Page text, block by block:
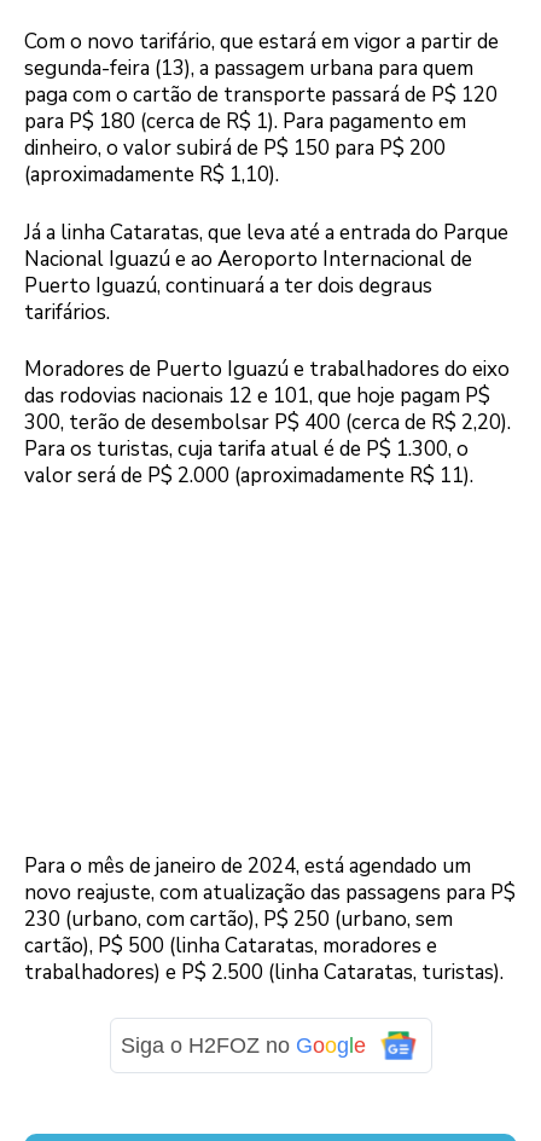
Com o novo tarifário, que estará em vigor a partir de
segunda-feira (13), a passagem urbana para quem
paga com o cartão de transporte passará de P$ 120
para P$ 180 (cerca de R$ 1). Para pagamento em
dinheiro, o valor subirá de P$ 150 para P$ 200
(aproximadamente R$ 1,10).
Já a linha Cataratas, que leva até a entrada do Parque
Nacional Iguazú e ao Aeroporto Internacional de
Puerto Iguazú, continuará a ter dois degraus
tarifários.
Moradores de Puerto Iguazú e trabalhadores do eixo
das rodovias nacionais 12 e 101, que hoje pagam P$
300, terão de desembolsar P$ 400 (cerca de R$ 2,20).
Para os turistas, cuja tarifa atual é de P$ 1.300, o
valor será de P$ 2.000 (aproximadamente R$ 11).
Para o mês de janeiro de 2024, está agendado um
novo reajuste, com atualização das passagens para P$
230 (urbano, com cartão), P$ 250 (urbano, sem
cartão), P$ 500 (linha Cataratas, moradores e
trabalhadores) e P$ 2.500 (linha Cataratas, turistas).
Siga o H2FOZ no Google